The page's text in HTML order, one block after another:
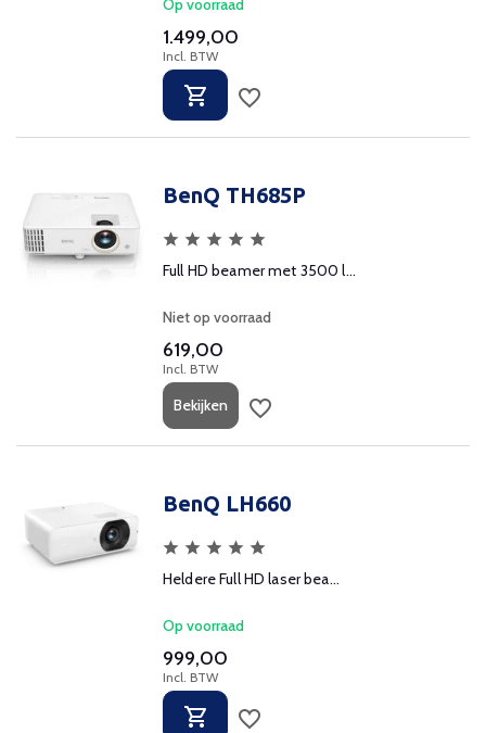
Op voorraad
1.499,00
Incl. BTW
BenQ TH685P
Full HD beamer met 3500 l...
Niet op voorraad
619,00
Incl. BTW
Bekijken
BenQ LH660
Heldere Full HD laser bea...
Op voorraad
999,00
Incl. BTW